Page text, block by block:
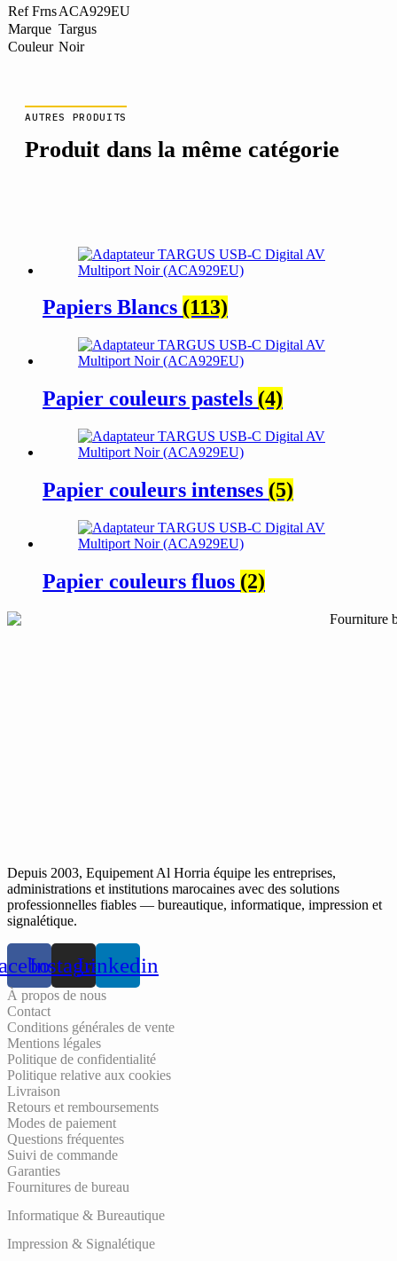
Ref FrnsACA929EU
Marque Targus
Couleur Noir
AUTRES PRODUITS
Produit dans la même catégorie
Papiers Blancs (113)
Papier couleurs pastels (4)
Papier couleurs intenses (5)
Papier couleurs fluos (2)
Depuis 2003, Equipement Al Horria équipe les entreprises,
administrations et institutions marocaines avec des solutions
professionnelles fiables — bureautique, informatique, impression et
signalétique.
InstagramLinkedin
À propos de nous
Contact
Conditions générales de vente
Mentions légales
Politique de confidentialité
Politique relative aux cookies
Livraison
Retours et remboursements
Modes de paiement
Questions fréquentes
Suivi de commande
Garanties
Fournitures de bureau
Informatique & Bureautique
Impression & Signalétique